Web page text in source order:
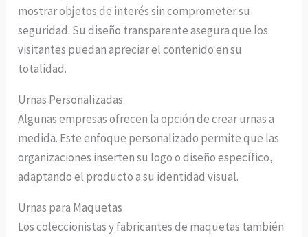
mostrar objetos de interés sin comprometer su
seguridad. Su diseño transparente asegura que los
visitantes puedan apreciar el contenido en su
totalidad.
Urnas Personalizadas
Algunas empresas ofrecen la opción de crear urnas a
medida. Este enfoque personalizado permite que las
organizaciones inserten su logo o diseño específico,
adaptando el producto a su identidad visual.
Urnas para Maquetas
Los coleccionistas y fabricantes de maquetas también